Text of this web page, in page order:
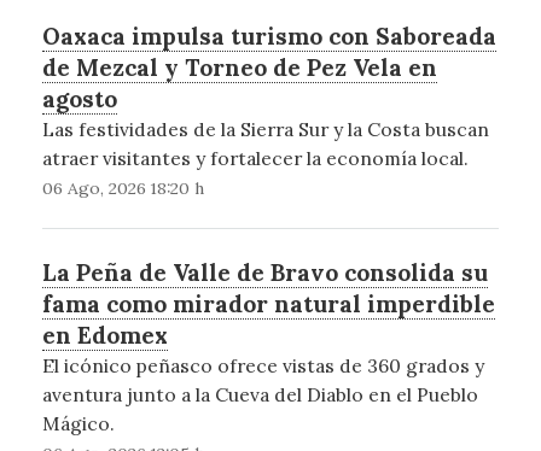
Oaxaca impulsa turismo con Saboreada
de Mezcal y Torneo de Pez Vela en
agosto
Las festividades de la Sierra Sur y la Costa buscan
atraer visitantes y fortalecer la economía local.
06 Ago, 2026 18:20 h
La Peña de Valle de Bravo consolida su
fama como mirador natural imperdible
en Edomex
El icónico peñasco ofrece vistas de 360 grados y
aventura junto a la Cueva del Diablo en el Pueblo
Mágico.